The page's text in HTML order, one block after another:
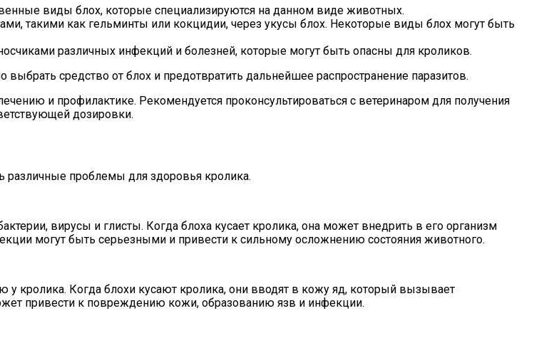
виды блох, которые специализируются на данном виде животных.
такими как гельминты или кокцидии, через укусы блох. Некоторые виды блох могут быть
различных инфекций и болезней, которые могут быть опасны для кроликов.
средство от блох и предотвратить дальнейшее распространение паразитов.
и профилактике. Рекомендуется проконсультироваться с ветеринаром для получения
дозировки.
различные проблемы для здоровья кролика.
вирусы и глисты. Когда блоха кусает кролика, она может внедрить в его организм
могут быть серьезными и привести к сильному осложнению состояния животного.
кролика. Когда блохи кусают кролика, они вводят в кожу яд, который вызывает
привести к повреждению кожи, образованию язв и инфекции.